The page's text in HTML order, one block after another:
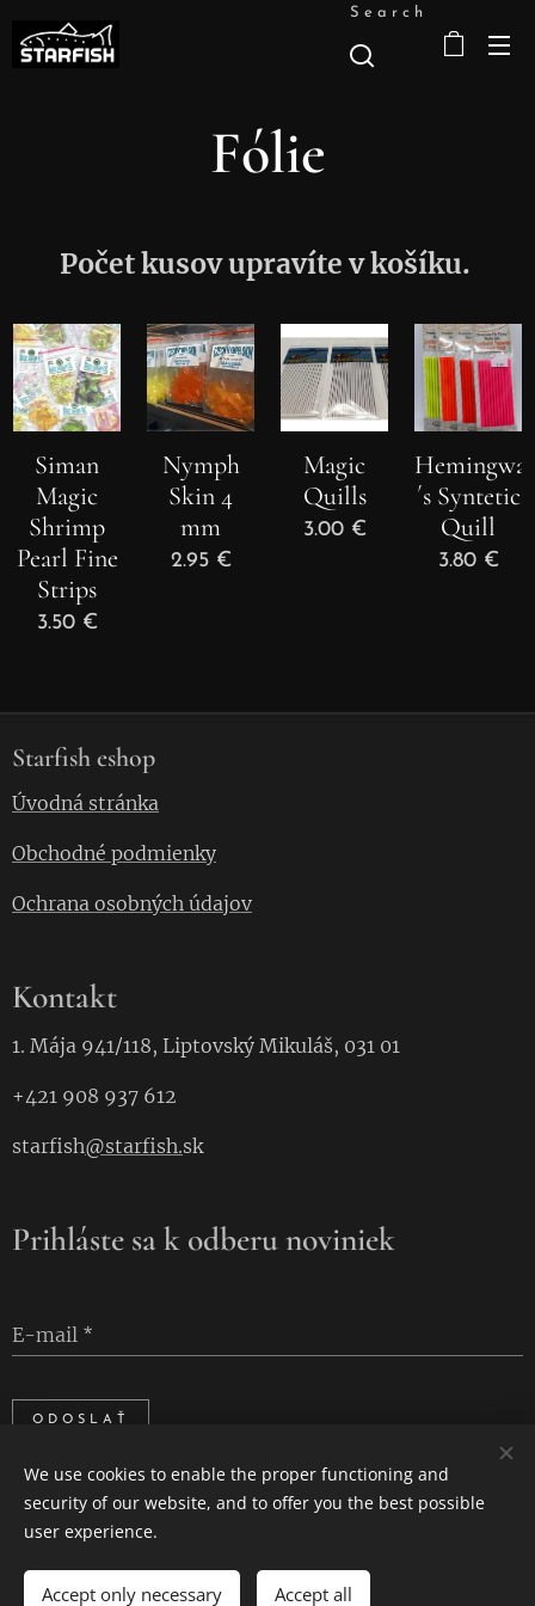
Search
Fólie
Počet kusov upravíte v košíku.
Siman
Magic
Shrimp
Pearl Fine
Strips
3.50€
Nymph
Skin 4
mm
2.95€
Magic
Quills
3.00€
´s Syntetic
Quill
3.80€
Starfish eshop
Úvodná stránka
Obchodné podmienky
Ochrana osobných údajov
Kontakt
1. Mája 941/118, Liptovský Mikuláš, 031 01
+421 908 937 612
starfish@starfish.sk
Prihláste sa k odberu noviniek
E-mail
ODOSLAŤ
Languages
We use cookies to enable the proper functioning and
security of our website, and to offer you the best possible
user experience.
Accept only necessary Accept all